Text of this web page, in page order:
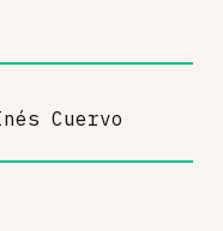
Cuervo